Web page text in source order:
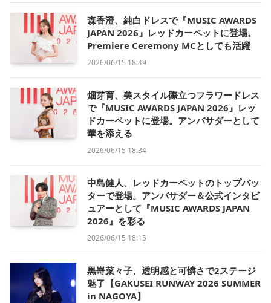
森香澄、純白ドレスで『MUSIC AWARDS
JAPAN 2026』レッドカーペットに登場。
Premiere Ceremony MCとしても活躍
2026/06/15 18:49
畑芽育、美スタイル際立つフラワードレス
で『MUSIC AWARDS JAPAN 2026』レッ
ドカーペットに登場。アンバサダーとして
華を添える
2026/06/15 18:34
中島健人、レッドカーペットのトップバッ
ターで登場。アンバサダー＆公式インタビ
ュアーとして『MUSIC AWARDS JAPAN
2026』を彩る
2026/06/15 18:15
黒嵜菜々子、透明感と可憐さで2ステージ
魅了【GAKUSEI RUNWAY 2026 SUMMER
in NAGOYA】